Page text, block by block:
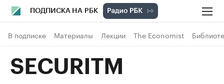
ПОДПИСКА НА РБК
В подписке Материалы Лекции The Economist
SECURITM